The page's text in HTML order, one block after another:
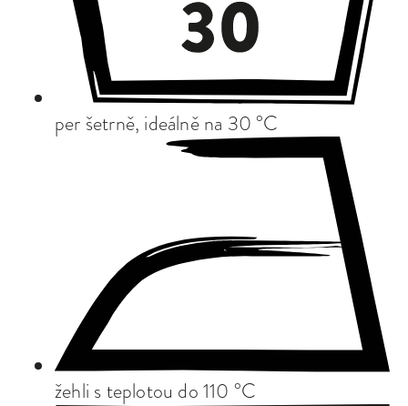
per šetrně, ideálně na 30 °C
žehli s teplotou do 110 °C